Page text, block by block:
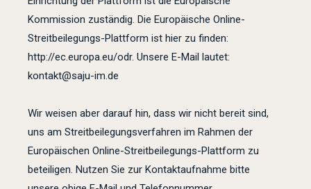
Kommission zuständig. Die Europäische Online-
Streitbeilegungs-Plattform ist hier zu finden:
http://ec.europa.eu/odr. Unsere E-Mail lautet:
kontakt@saju-im.de
Wir weisen aber darauf hin, dass wir nicht bereit sind,
uns am Streitbeilegungsverfahren im Rahmen der
Europäischen Online-Streitbeilegungs-Plattform zu
beteiligen. Nutzen Sie zur Kontaktaufnahme bitte